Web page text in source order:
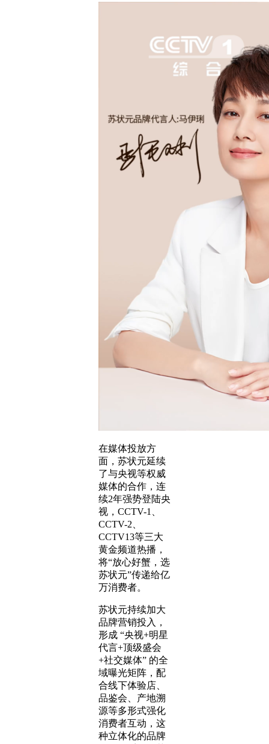
在媒体投放方
面，苏状元延续
了与央视等权威
媒体的合作，连
续2年强势登陆央
视，CCTV-1、
CCTV-2、
CCTV13等三大
黄金频道热播，
将“放心好蟹，选
苏状元”传递给亿
万消费者。
苏状元持续加大
品牌营销投入，
形成 “央视+明星
代言+顶级盛会
+社交媒体” 的全
域曝光矩阵，配
合线下体验店、
品鉴会、产地溯
源等多形式强化
消费者互动，这
种立体化的品牌